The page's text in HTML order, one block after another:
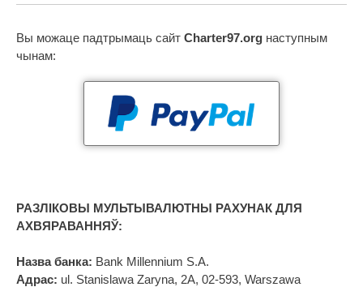
Вы можаце падтрымаць сайт Charter97.org наступным
чынам:
РАЗЛІКОВЫ МУЛЬТЫВАЛЮТНЫ РАХУНАК ДЛЯ
АХВЯРАВАННЯЎ:
Назва банка: Bank Millennium S.A.
Адрас: ul. Stanislawa Zaryna, 2A, 02-593, Warszawa